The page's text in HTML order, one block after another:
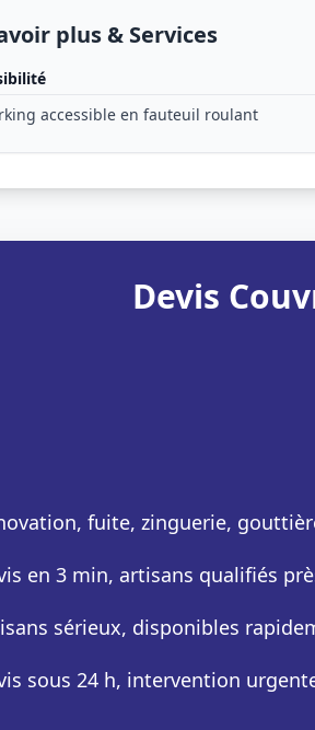
plus & Services
accessible en fauteuil roulant
Devis
fuite, zinguerie,
en 3 min, artisans qualifiés
sérieux, disponibles
sous 24 h, intervention